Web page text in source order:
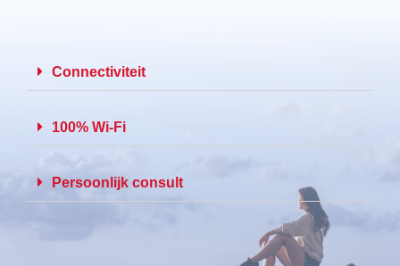
Connectiviteit
100% Wi-Fi
Persoonlijk consult